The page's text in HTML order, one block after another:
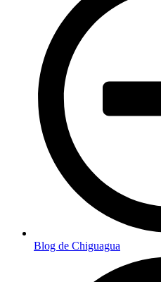
Blog de Chiguagua